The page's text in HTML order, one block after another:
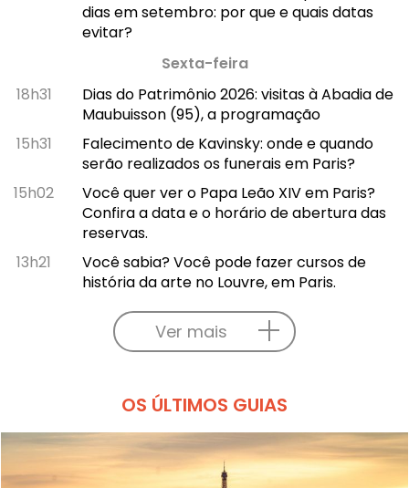
dias em setembro: por que e quais datas
evitar?
Sexta-feira
18h31
Dias do Patrimônio 2026: visitas à Abadia de
Maubuisson (95), a programação
15h31
Falecimento de Kavinsky: onde e quando
serão realizados os funerais em Paris?
15h02
Você quer ver o Papa Leão XIV em Paris?
Confira a data e o horário de abertura das
reservas.
13h21
Você sabia? Você pode fazer cursos de
história da arte no Louvre, em Paris.
Ver mais
OS ÚLTIMOS GUIAS